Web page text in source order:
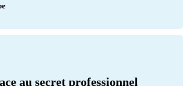
au secret professionnel